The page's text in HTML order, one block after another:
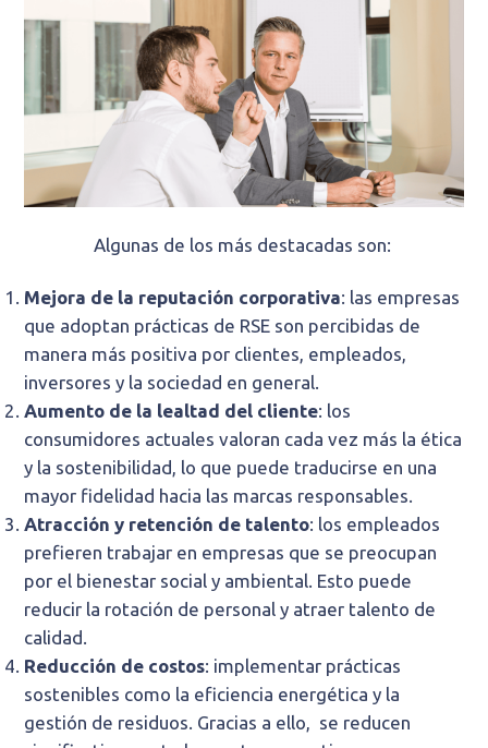
Algunas de los más destacadas son:
Mejora de la reputación corporativa: las empresas
que adoptan prácticas de RSE son percibidas de
manera más positiva por clientes, empleados,
inversores y la sociedad en general.
Aumento de la lealtad del cliente: los
consumidores actuales valoran cada vez más la ética
y la sostenibilidad, lo que puede traducirse en una
mayor fidelidad hacia las marcas responsables.
Atracción y retención de talento: los empleados
prefieren trabajar en empresas que se preocupan
por el bienestar social y ambiental. Esto puede
reducir la rotación de personal y atraer talento de
calidad.
Reducción de costos: implementar prácticas
sostenibles como la eficiencia energética y la
gestión de residuos. Gracias a ello, se reducen